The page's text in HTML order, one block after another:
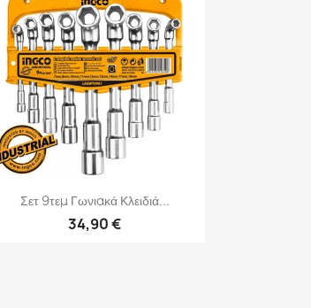
Γρήγορη προβολή
Σετ 9τεμ Γωνιακά Κλειδιά...
34,90 €